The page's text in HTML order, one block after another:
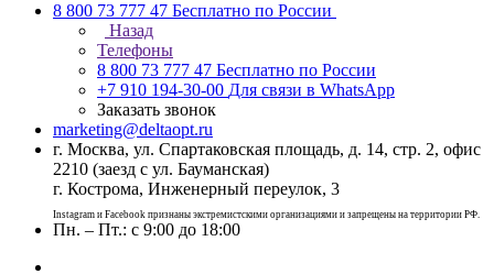
8 800 73 777 47 Бесплатно по России
Назад
Телефоны
8 800 73 777 47 Бесплатно по России
+7 910 194-30-00 Для связи в WhatsApp
Заказать звонок
marketing@deltaopt.ru
г. Москва, ул. Спартаковская площадь, д. 14, стр. 2, офис
2210 (заезд с ул. Бауманская)
г. Кострома, Инженерный переулок, 3
Instagram и Facebook признаны экстремистскими организациями и запрещены на территории РФ.
Пн. – Пт.: с 9:00 до 18:00